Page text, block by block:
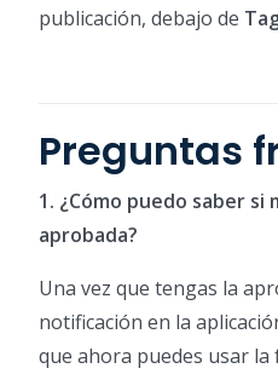
publicación, debajo de
Preguntas
1. ¿Cómo puedo saber si
aprobada?
Una vez que tengas la
notificación en la
que ahora puedes usar la